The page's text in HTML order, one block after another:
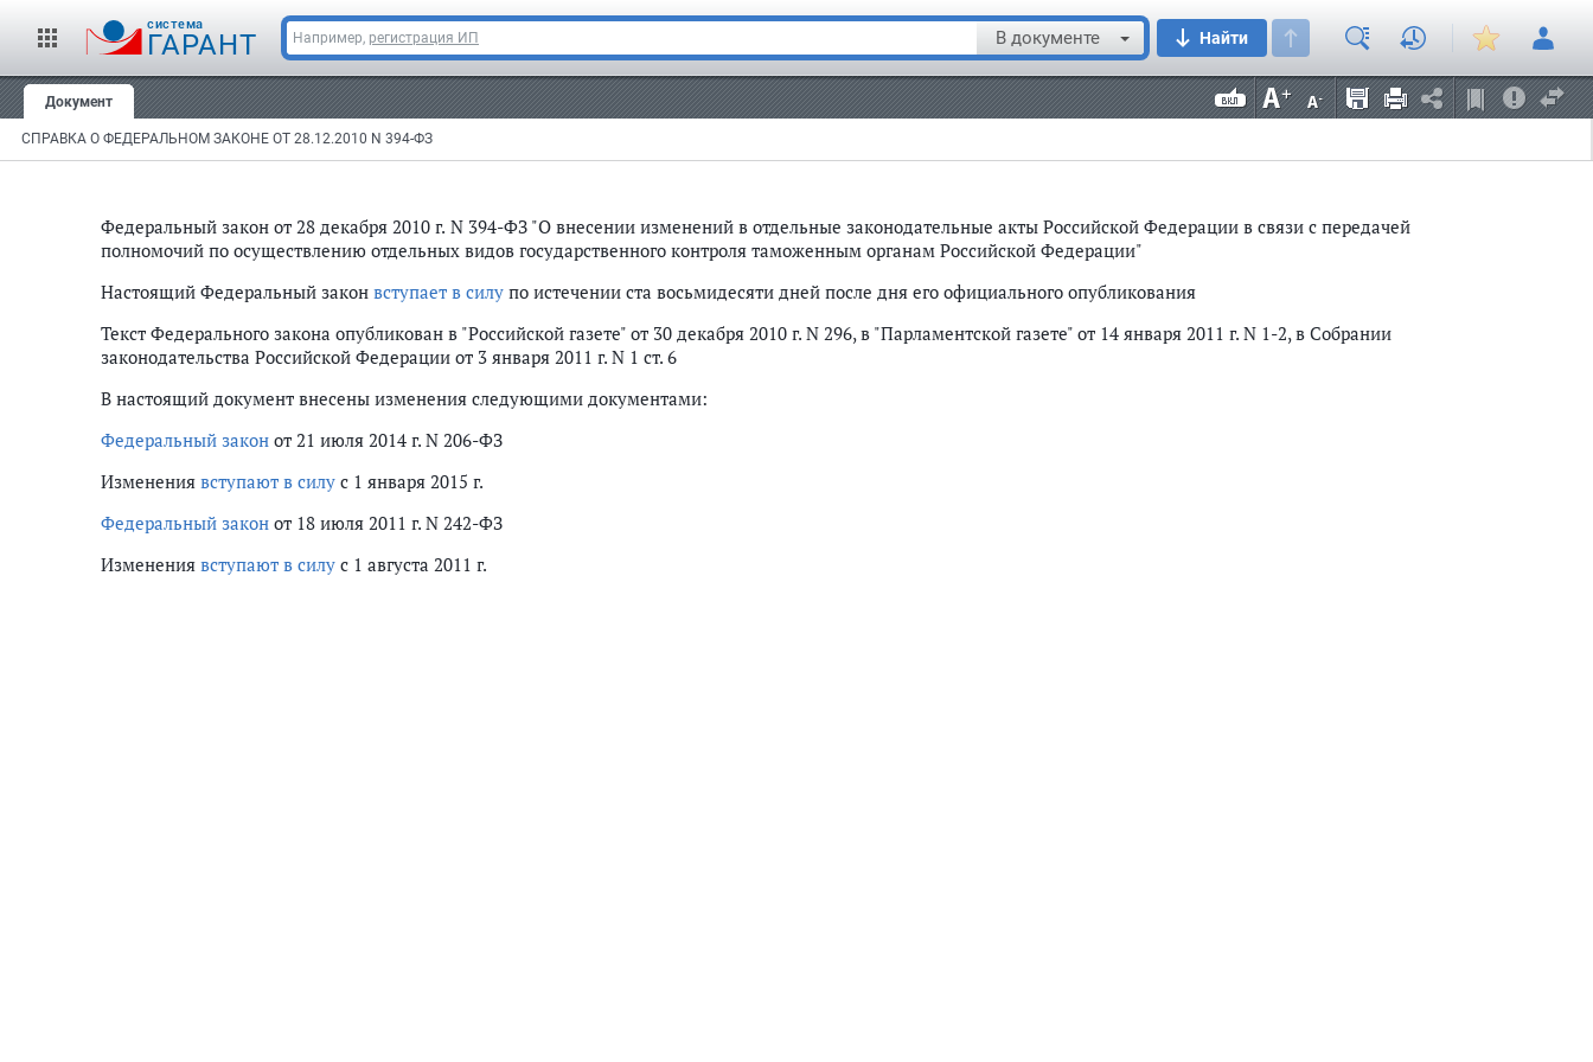
cистема
ГАРАНТ Например, регистрация ИП В документе Найти
Документ
СПРАВКА О ФЕДЕРАЛЬНОМ ЗАКОНЕ ОТ 28.12.2010 N 394-ФЗ
Федеральный закон от 28 декабря 2010 г. N 394-ФЗ "О внесении изменений в отдельные законодательные акты Российской Федерации в связи с передачей
полномочий по осуществлению отдельных видов государственного контроля таможенным органам Российской Федерации"
Настоящий Федеральный закон вступает в силу по истечении ста восьмидесяти дней после дня его официального опубликования
Текст Федерального закона опубликован в "Российской газете" от 30 декабря 2010 г. N 296, в "Парламентской газете" от 14 января 2011 г. N 1-2, в Собрании
законодательства Российской Федерации от 3 января 2011 г. N 1 ст. 6
В настоящий документ внесены изменения следующими документами:
Федеральный закон от 21 июля 2014 г. N 206-ФЗ
Изменения вступают в силу с 1 января 2015 г.
Федеральный закон от 18 июля 2011 г. N 242-ФЗ
Изменения вступают в силу с 1 августа 2011 г.